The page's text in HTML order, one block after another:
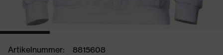
Artikelnummer:
8815608